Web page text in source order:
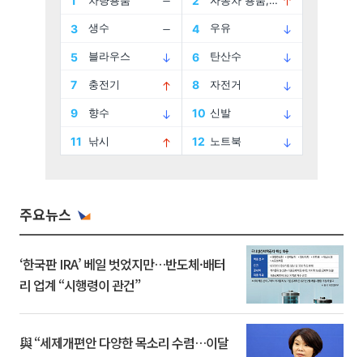
주요뉴스
‘한국판 IRA’ 베일 벗었지만…반도체·배터
리 업계 “시행령이 관건”
與 “세제개편안 다양한 목소리 수렴…이달